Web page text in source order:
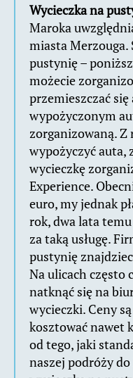
Wycieczka na
Maroka
miasta Merzouga.
pustynię –
możecie
przemieszczać
wypożyczonym
zorganizowaną. Z
wypożyczyć auta,
wycieczkę
Experience.
euro, my jednak
rok, dwa lata
za taką usługę.
pustynię
Na ulicach często
natknąć się na
wycieczki. Ceny
kosztować nawet
od tego, jaki
naszej podróży